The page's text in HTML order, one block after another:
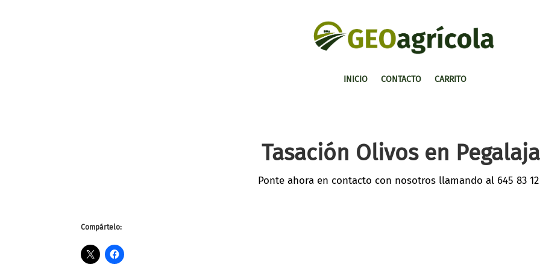
INICIO CONTACTO CARRITO
Tasación Olivos en
Ponte ahora en contacto con nosotros llamando al 645 83
Compártelo: